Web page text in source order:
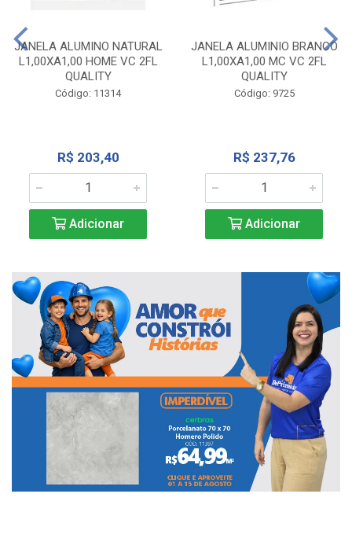
JANELA ALUMINO NATURAL
L1,00XA1,00 HOME VC 2FL
QUALITY
Código: 11314
R$ 203,40
Adicionar
JANELA ALUMINIO BRANCO
L1,00XA1,00 MC VC 2FL
QUALITY
Código: 9725
R$ 237,76
Adicionar